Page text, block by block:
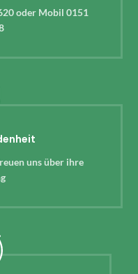
oder Mobil 0151
uns über ihre